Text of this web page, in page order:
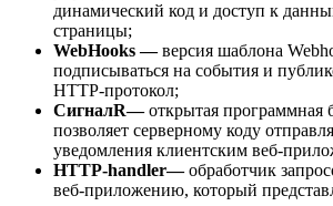
динамический код и доступ к
страницы;
WebHooks —версия шаблона
подписываться на события и
HTTP-протокол;
СигналR—открытая программная
позволяет серверному коду
уведомления клиентским веб-
HTTP-handler—обработчик
веб-приложению, который